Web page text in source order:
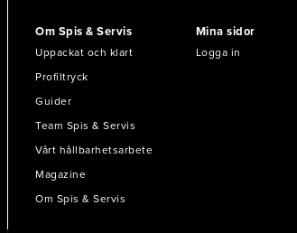
Om Spis & Servis
Uppackat och klart
Profiltryck
Guider
Team Spis & Servis
Vårt hållbarhetsarbete
Magazine
Om Spis & Servis
Mina sidor
Logga in